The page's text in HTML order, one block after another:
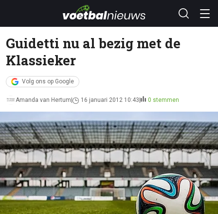
Guidetti nu al bezig met de
Klassieker
Volg ons op Google
Amanda van Hertum 16 januari 2012 10:43 0 stemmen